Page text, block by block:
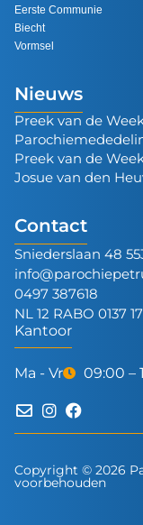
Eerste Communie
Biecht
Vormsel
Nieuws
Preek van de
Preek van de
Josue van den
Contact
Sniederslaan 48
0497 387618
NL 12 RABO 0137
Kantoor
Ma - Vr 09:00 –
Copyright © 2026
voorbehouden